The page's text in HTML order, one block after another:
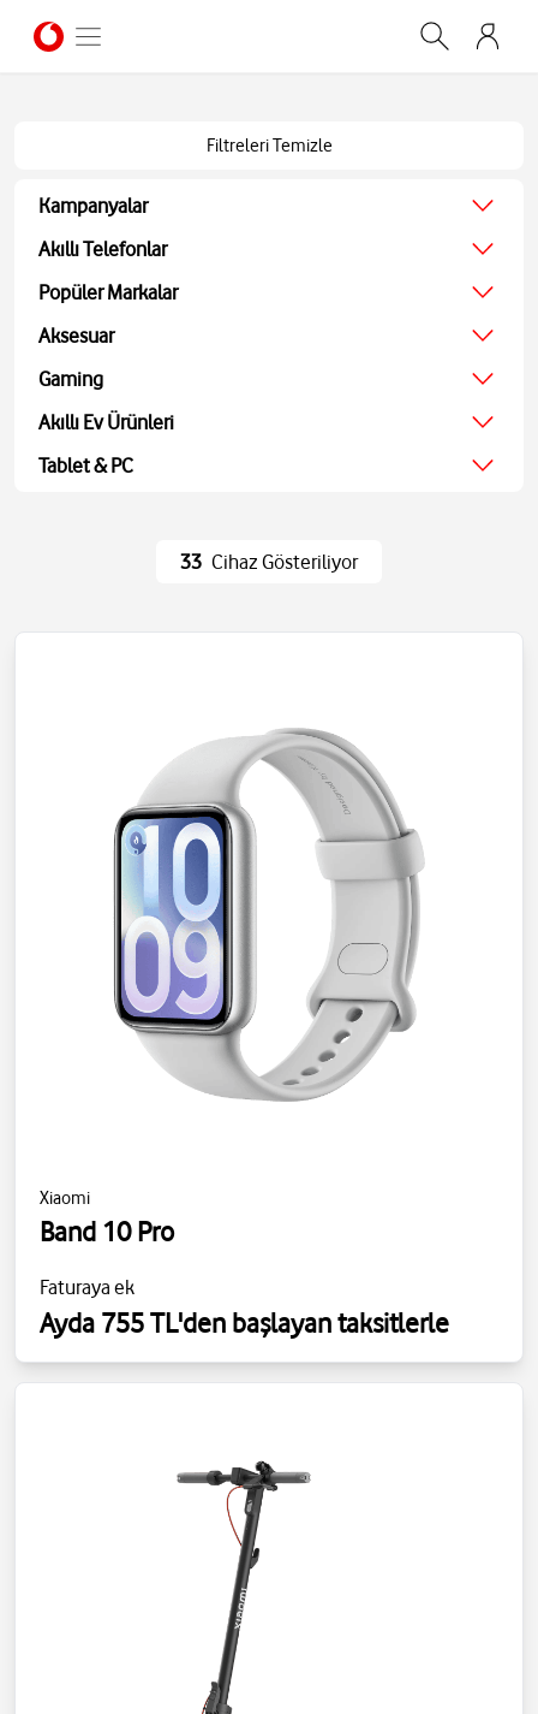
Filtreleri Temizle
Kampanyalar
Ağustos Kampanyası
Akıllı Telefonlar
Ekonomik
Ekran Koruyucu
Popüler Markalar
Apple
Xiaomi
JBL
Aksesuar
Kulaklıklar
Akıllı Saatler
Powerbank ve Şarj
Gaming
Oyun Konsolu
Oyuncu Kulaklıkları
Akıllı Ev Ürünleri
TV
Tablet & PC
33 Cihaz Gösteriliyor
Xiaomi
Band 10 Pro
Faturaya ek
Ayda 755 TL'den başlayan taksitlerle